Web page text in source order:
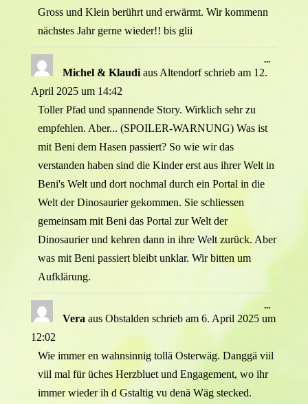
Gross und Klein berührt und erwärmt. Wir kommenn
nächstes Jahr gerne wieder!! bis glii
Michel & Klaudi aus Altendorf schrieb am12.
April 2025 um 14:42
Toller Pfad und spannende Story. Wirklich sehr zu
empfehlen. Aber... (SPOILER-WARNUNG) Was ist
mit Beni dem Hasen passiert? So wie wir das
verstanden haben sind die Kinder erst aus ihrer Welt in
Beni's Welt und dort nochmal durch ein Portal in die
Welt der Dinosaurier gekommen. Sie schliessen
gemeinsam mit Beni das Portal zur Welt der
Dinosaurier und kehren dann in ihre Welt zurück. Aber
was mit Beni passiert bleibt unklar. Wir bitten um
Aufklärung.
...
Vera aus Obstalden schrieb am6. April 2025 um
12:02
Wie immer en wahnsinnig tollä Osterwäg. Danggä viil
viil mal für üches Herzbluet und Engagement, wo ihr
immer wieder ih d Gstaltig vu denä Wäg stecked.
...
Metabox